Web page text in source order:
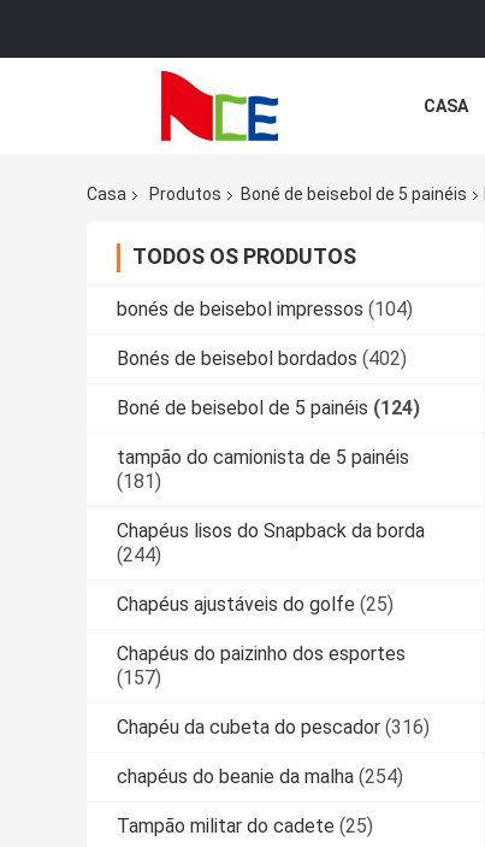
CASA
Casa Produtos Boné de beisebol de 5 painéis
TODOS OS PRODUTOS
bonés de beisebol impressos (104)
Bonés de beisebol bordados (402)
Boné de beisebol de 5 painéis (124)
tampão do camionista de 5 painéis
(181)
Chapéus lisos do Snapback da borda
(244)
Chapéus ajustáveis do golfe (25)
Chapéus do paizinho dos esportes
(157)
Chapéu da cubeta do pescador (316)
chapéus do beanie da malha (254)
Tampão militar do cadete (25)